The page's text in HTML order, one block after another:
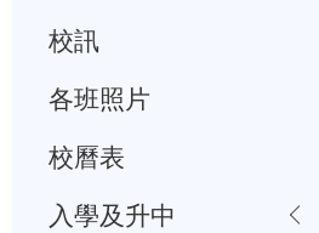
校訊
各班照片
校曆表
入學及升中